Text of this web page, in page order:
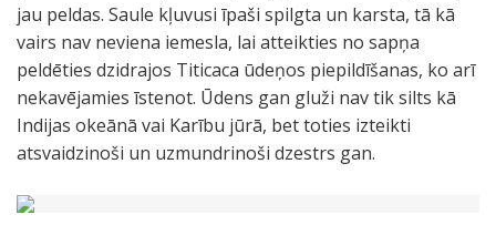
jau peldas. Saule kļuvusi īpaši spilgta un karsta, tā kā
vairs nav neviena iemesla, lai atteikties no sapņa
peldēties dzidrajos Titicaca ūdeņos piepildīšanas, ko arī
nekavējamies īstenot. Ūdens gan gluži nav tik silts kā
Indijas okeānā vai Karību jūrā, bet toties izteikti
atsvaidzinoši un uzmundrinoši dzestrs gan.